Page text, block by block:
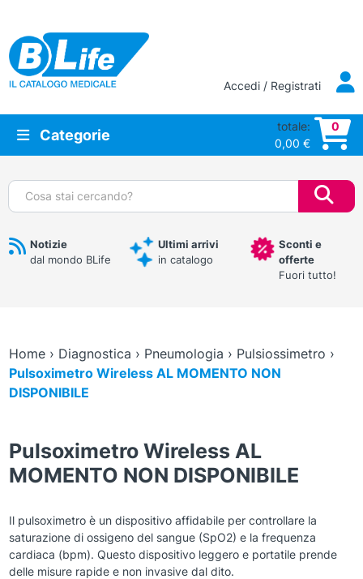
Vai al contenuto principale
Accedi / Registrati
Categorie
totale:
0,00 €
0
Cerca:
Notizie
dal mondo BLife
Ultimi arrivi
in catalogo
Sconti e
offerte
Fuori tutto!
Home› Diagnostica › Pneumologia › Pulsiossimetro ›
Pulsoximetro Wireless AL MOMENTO NON
DISPONIBILE
Pulsoximetro Wireless AL
MOMENTO NON DISPONIBILE
Il pulsoximetro è un dispositivo affidabile per controllare la
saturazione di ossigeno del sangue (SpO2) e la frequenza
cardiaca (bpm). Questo dispositivo leggero e portatile prende
delle misure rapide e non invasive dal dito.